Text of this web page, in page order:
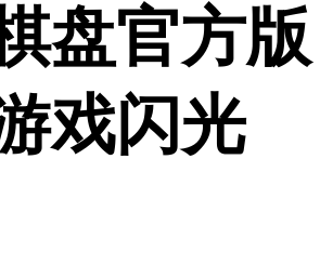
盘官方版
戏闪光